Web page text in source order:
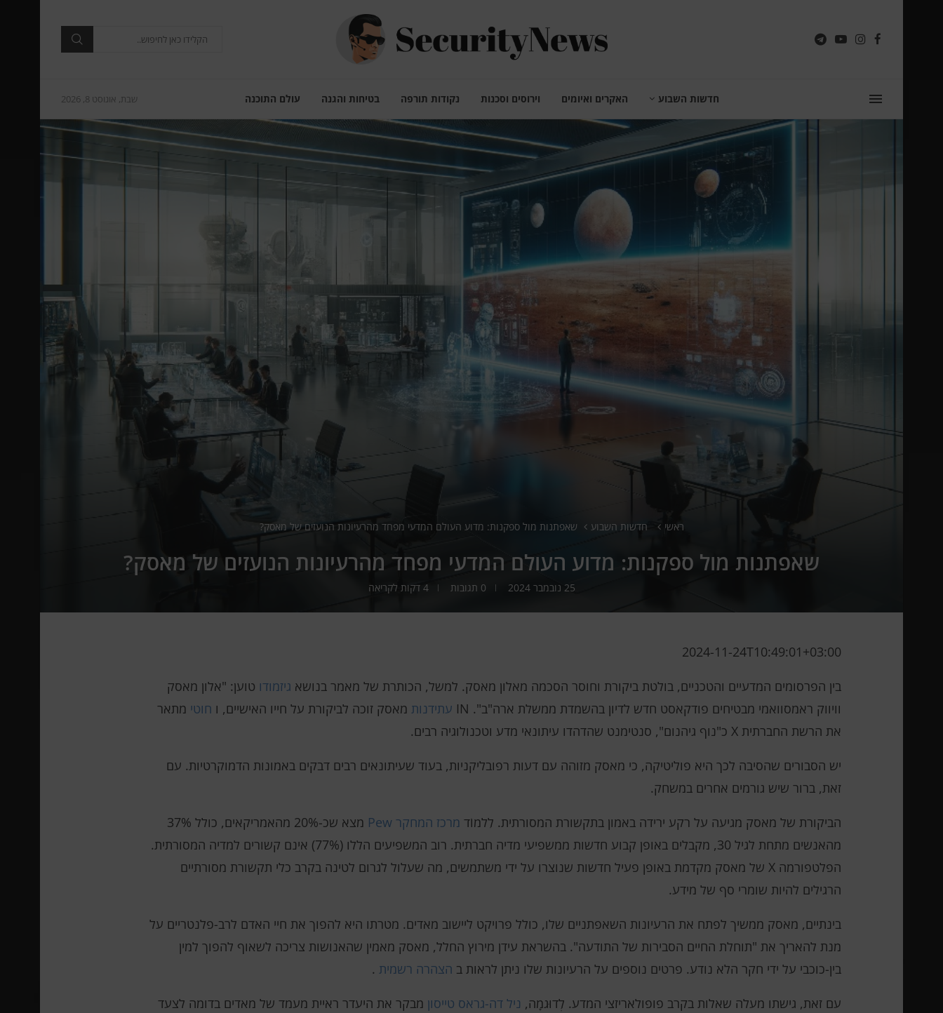
חדשות השבוע האקרים ואיומים וירוסים וסכנות נקודות תורפה בטיחות והגנה עולם התוכנה שבת, אוגוסט 8, 2026
ראשי חדשות השבוע שאפתנות מול ספקנות: מדוע העולם המדעי מפחד מהרעיונות הנועזים של מאסק?
שאפתנות מול ספקנות: מדוע העולם המדעי מפחד מהרעיונות הנועזים של מאסק?
25 נובמבר 2024 0 תגובות 4 דקות לקריאה
2024-11-24T10:49:01+03:00
בין הפרסומים המדעיים והטכניים, בולטת ביקורת וחוסר הסכמה מאלון מאסק. למשל, הכותרת של מאמר בנושא גיזמודו טוען: "אלון מאסק
וויווק ראמסוואמי מבטיחים פודקאסט חדש לדיון בהשמדת ממשלת ארה"ב". IN
עתידנות מאסק זוכה לביקורת על חייו האישיים, ו חוטי מתאר
את הרשת החברתית X כ"נוף גיהנום", סנטימנט שהדהדו עיתונאי מדע וטכנולוגיה רבים.
יש הסבורים שהסיבה לכך היא פוליטיקה, כי מאסק מזוהה עם דעות רפובליקניות, בעוד שעיתונאים רבים דבקים באמונות הדמוקרטיות. עם
זאת, ברור שיש גורמים אחרים במשחק.
הביקורת של מאסק מגיעה על רקע ירידה באמון בתקשורת המסורתית. לִלמוֹד מרכז המחקר Pew
מצא שכ-20% מהאמריקאים, כולל 37%
מהאנשים מתחת לגיל 30, מקבלים באופן קבוע חדשות ממשפיעי מדיה חברתית. רוב המשפיעים הללו (77%) אינם קשורים למדיה המסורתית.
הפלטפורמה X של מאסק מקדמת באופן פעיל חדשות שנוצרו על ידי משתמשים, מה שעלול לגרום לטינה בקרב כלי תקשורת מסורתיים
הרגילים להיות שומרי סף של מידע.
בינתיים, מאסק ממשיך לפתח את הרעיונות השאפתניים שלו, כולל פרויקט ליישוב מאדים. מטרתו היא להפוך את חיי האדם לרב-פלנטריים על
מנת להאריך את "תוחלת החיים הסבירות של התודעה". בהשראת עידן מירוץ החלל, מאסק מאמין שהאנושות צריכה לשאוף להפוך למין
בין-כוכבי על ידי חקר הלא נודע. פרטים נוספים על הרעיונות שלו ניתן לראות ב הצהרה רשמית .
עם זאת, גישתו מעלה שאלות בקרב פופולאריזצי המדע. לְדוּגמָה, ניל דה-גראס טייסון מבקר את היעדר ראיית מעמד של מאדים בדומה לצעד